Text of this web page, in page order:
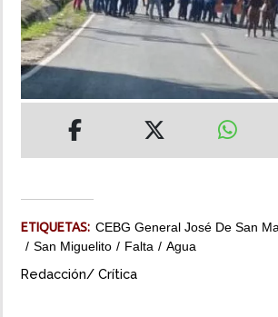
MULTIMEDIA
IMPRESO
ETIQUETAS: CEBG General José De San
San Miguelito
Falta Agua
Redacción/ Crítica